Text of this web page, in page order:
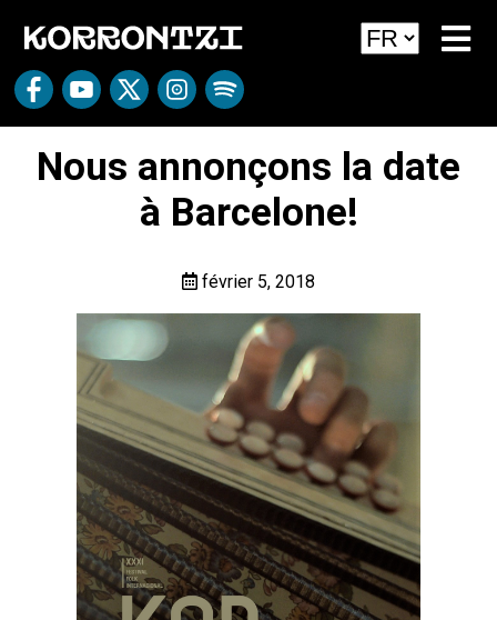
Nous annonçons la date
à Barcelone!
février 5, 2018